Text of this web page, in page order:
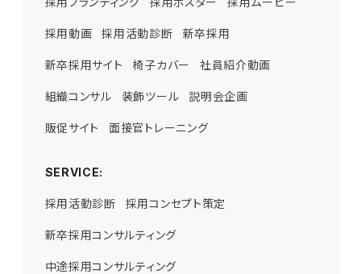
採用動画 採用活動診断 新卒採用
新卒採用サイト 椅子カバー 社員紹介動画
組織コンサル 装飾ツール 説明会企画
販促サイト 面接官トレーニング
SERVICE:
採用活動診断 採用コンセプト策定
新卒採用コンサルティング
中途採用コンサルティング
採用WEBサイト企画・制作
採用パンフレット企画・制作
採用ムービー企画・制作
STRUCT ACADEMY STRUCT CAMP
営業力強化研修 新入社員研修
経営幹部研修